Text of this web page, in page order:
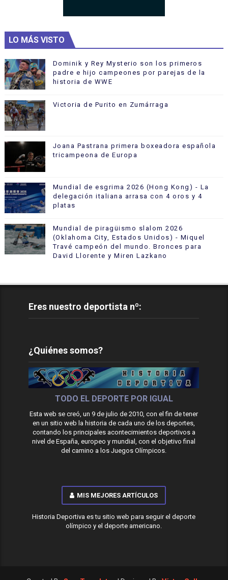
LO MÁS VISTO
Dominik y Rey Mysterio son los primeros
padre e hijo campeones por parejas de la
historia de WWE
Victoria de Purito en Zumárraga
Joana Pastrana primera boxeadora española
tricampeona de Europa
Mundial de esgrima 2026 (Hong Kong) - La
delegación italiana arrasa con 4 oros y 4
platas
Mundial de piragüismo slalom 2026
(Oklahoma City, Estados Unidos) - Miquel
Travé campeón del mundo. Bronces para
David Llorente y Miren Lazkano
Eres nuestro deportista nº:
¿Quiénes somos?
TODO EL DEPORTE POR IGUAL
Esta web se creó, un 9 de julio de 2010, con el fin de tener
en un sitio web la historia de cada uno de los deportes,
contando los principales acontecimientos deportivos a
nivel de España, europeo y mundial, con el objetivo final
del camino a los Juegos Olímpicos.
MIS MEJORES ARTÍCULOS
Historia Deportiva es tu sitio web para seguir el deporte
olímpico y el deporte americano.